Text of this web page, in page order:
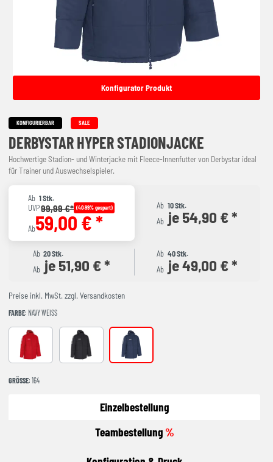
Konfigurator Produkt
KONFIGURIERBAR SALE
DERBYSTAR HYPER STADIONJACKE
Hochwertige Stadion- und Winterjacke mit Fleece-Innenfutter von Derbystar ideal
für Trainer und Auswechselspieler.
Ab 1 Stk.
UVP99,99 €* (40.99% gespart)
Ab59,00 € *
Ab 10 Stk.
Ab je 54,90 € *
Ab 20 Stk.
Ab je 51,90 € *
Ab 40 Stk.
Ab je 49,00 € *
Preise inkl. MwSt. zzgl. Versandkosten
FARBE: NAVY WEISS
ROT WEISS SCHWARZ WEISS navy weiss
GRÖSSE : 164
Einzelbestellung
Teambestellung%